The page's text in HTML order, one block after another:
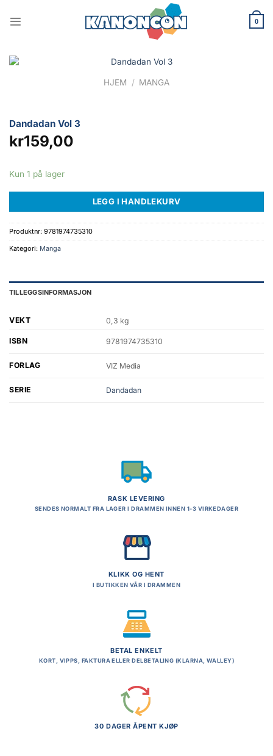
0
HJEM / MANGA
Dandadan Vol 3
kr159,00
Kun 1 på lager
LEGG I HANDLEKURV
Produktnr: 9781974735310
Kategori: Manga
TILLEGGSINFORMASJON
VEKT 0,3 kg
ISBN 9781974735310
FORLAG VIZ Media
SERIE Dandadan
RASK LEVERING
SENDES NORMALT FRA LAGER I DRAMMEN INNEN 1-3 VIRKEDAGER
KLIKK OG HENT
I BUTIKKEN VÅR I DRAMMEN
BETAL ENKELT
KORT, VIPPS, FAKTURA ELLER DELBETALING (KLARNA, WALLEY)
30 DAGER ÅPENT KJØP